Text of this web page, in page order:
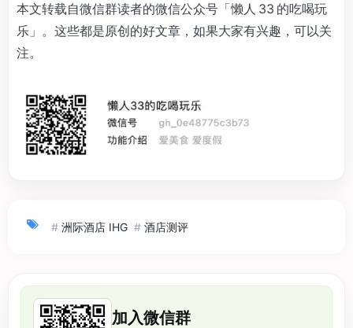
本文转载自微信群读者的微信公众号「懒人 33 的吃喝玩
乐」。这些都是原创的好文章，如果大家有兴趣，可以关
注。
# 洲际酒店 IHG # 酒店测评
加入微信群